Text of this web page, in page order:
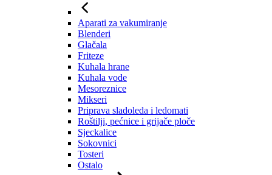
Aparati za vakumiranje
Blenderi
Glačala
Friteze
Kuhala hrane
Kuhala vode
Mesoreznice
Mikseri
Priprava sladoleda i ledomati
Roštilji, pećnice i grijače ploče
Sjeckalice
Sokovnici
Tosteri
Ostalo